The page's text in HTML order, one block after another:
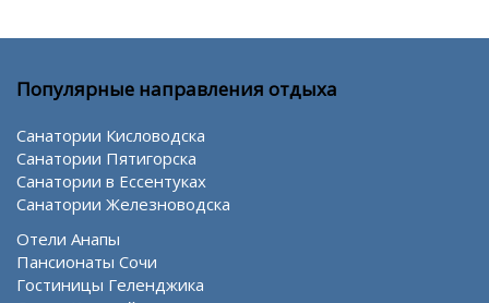
Популярные направления отдыха
Санатории Кисловодска
Санатории Пятигорска
Санатории в Ессентуках
Санатории Железноводска
Отели Анапы
Пансионаты Сочи
Гостиницы Геленджика